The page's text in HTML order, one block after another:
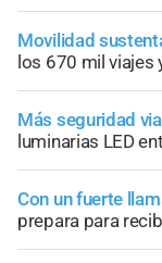
Movilidad
los 670 mil viajes
Más seguridad vial
luminarias LED
Con un fuerte
prepara para